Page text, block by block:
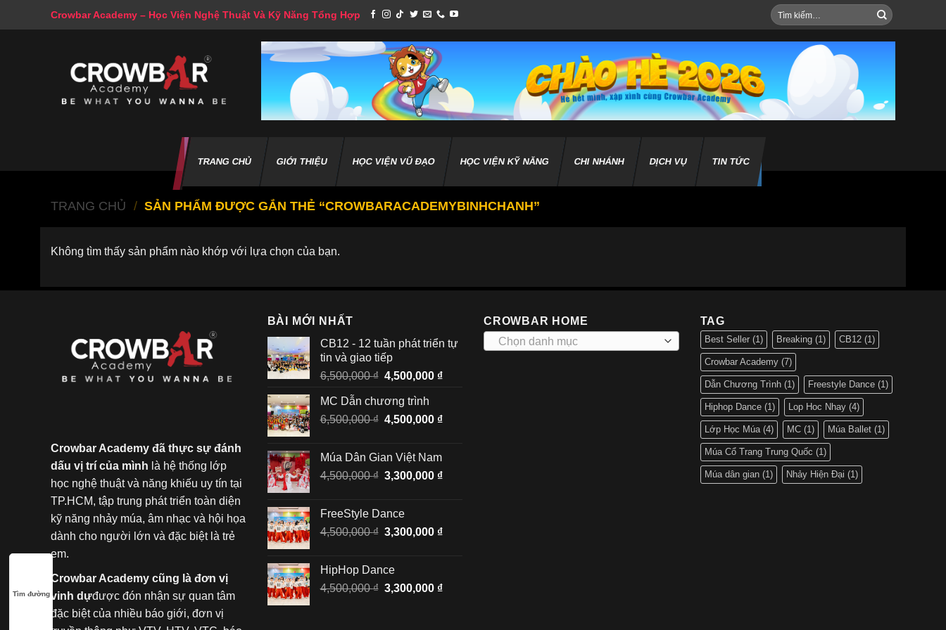
Crowbar Academy – Học Viện Nghệ Thuật Và Kỹ Năng Tổng Hợp
Tìm
kiếm:
TRANG CHỦ GIỚI THIỆU HỌC VIỆN VŨ ĐẠO HỌC VIỆN KỸ NĂNG CHI NHÁNH DỊCH VỤ TIN TỨC
TRANG CHỦ / SẢN PHẨM ĐƯỢC GẮN THẺ “CROWBARACADEMYBINHCHANH”
Không tìm thấy sản phẩm nào khớp với lựa chọn của bạn.
Crowbar Academy đã thực sự đánh
dấu vị trí của mình là hệ thống lớp
học nghệ thuật và năng khiếu uy tín tại
TP.HCM, tập trung phát triển toàn diện
kỹ năng nhảy múa, âm nhạc và hội họa
dành cho người lớn và đặc biệt là trẻ
em.
Crowbar Academy cũng là đơn vị
vinh dựđược đón nhận sự quan tâm
đặc biệt của nhiều báo giới, đơn vị
BÀI MỚI NHẤT
CB12 - 12 tuần phát triển tự
tin và giao tiếp
6,500,000₫ Giá
là:
6,500,000 ₫.
4,500,000 ₫Giá
là:
MC Dẫn chương trình
6,500,000₫ Giá
6,500,000 ₫.
4,500,000 ₫Giá
4,500,000 ₫.
Múa Dân Gian Việt Nam
4,500,000₫ Giá
4,500,000 ₫.
3,300,000 ₫Giá
3,300,000 ₫.
FreeStyle Dance
4,500,000₫ Giá
4,500,000 ₫.
3,300,000 ₫Giá
3,300,000 ₫.
HipHop Dance
4,500,000₫ Giá
3,300,000 ₫Giá
CROWBAR HOME
Chọn danh mục
TAG
Best Seller(1) Breaking(1) CB12(1)
Crowbar Academy(7)
Dẫn Chương Trình(1) Freestyle Dance(1)
Hiphop Dance(1) Lop Hoc Nhay(4)
Lớp Học Múa(4) MC(1) Múa Ballet(1)
Múa Cổ Trang Trung Quốc (1)
Múa dân gian(1) Nhảy Hiện Đại (1)
Tìm đường